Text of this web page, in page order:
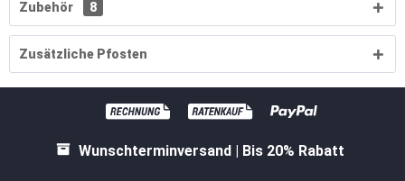
Zubehör 8
Zusätzliche Pfosten
Wunschterminversand | Bis 20% Rabatt